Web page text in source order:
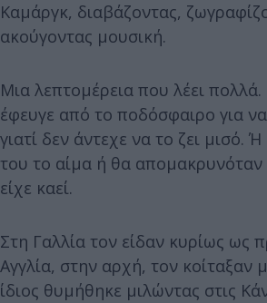
Καμάργκ, διαβάζοντας,
ακούγοντας μουσική.
Μια λεπτομέρεια που λέει
έφευγε από το ποδόσφαιρο για
γιατί δεν άντεχε να το ζει μισό.
του το αίμα ή θα
είχε καεί.
Στη Γαλλία τον είδαν κυρίως ως
Αγγλία, στην αρχή, τον κοίταξαν
ίδιος θυμήθηκε μιλώντας στις